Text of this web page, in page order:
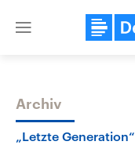
Close
Themen
Archiv
„Letzte Generation“